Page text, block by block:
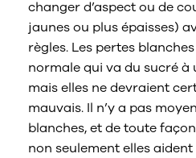
changer d’aspect ou de
jaunes ou plus épaisses)
règles. Les pertes
normale qui va du sucré à
mais elles ne devraient
mauvais. Il n’y a pas
blanches, et de toute
non seulement elles